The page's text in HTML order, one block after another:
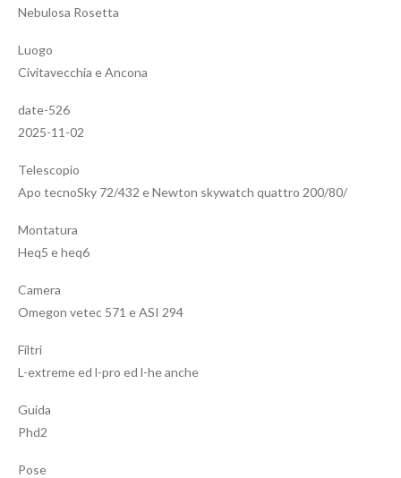
Nebulosa Rosetta
Luogo
Civitavecchia e Ancona
date-526
2025-11-02
Telescopio
Apo tecnoSky 72/432 e Newton skywatch quattro 200/80/
Montatura
Heq5 e heq6
Camera
Omegon vetec 571 e ASI 294
Filtri
L-extreme ed l-pro ed l-he anche
Guida
Phd2
Pose